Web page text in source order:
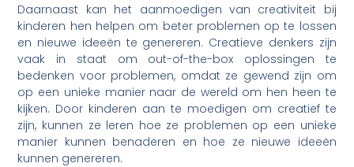
Daarnaast kan het aanmoedigen van creativiteit bij
kinderen hen helpen om beter problemen op te lossen
en nieuwe ideeën te genereren. Creatieve denkers zijn
vaak in staat om out-of-the-box oplossingen te
bedenken voor problemen, omdat ze gewend zijn om
op een unieke manier naar de wereld om hen heen te
kijken. Door kinderen aan te moedigen om creatief te
zijn, kunnen ze leren hoe ze problemen op een unieke
manier kunnen benaderen en hoe ze nieuwe ideeën
kunnen genereren.